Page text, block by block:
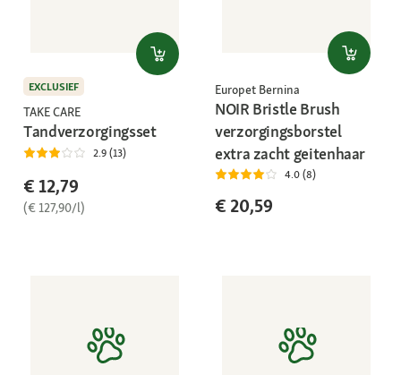
EXCLUSIEF
TAKE CARE
Tandverzorgingsset
2.9 (13)
€ 12,79
(€ 127,90/l)
Europet Bernina
NOIR Bristle Brush
verzorgingsborstel
extra zacht geitenhaar
4.0 (8)
€ 20,59